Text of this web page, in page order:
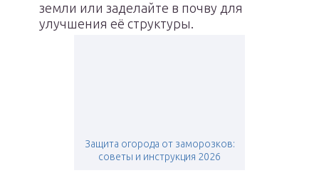
земли или заделайте в почву для
улучшения её структуры.
Защита огорода от заморозков:
советы и инструкция 2026